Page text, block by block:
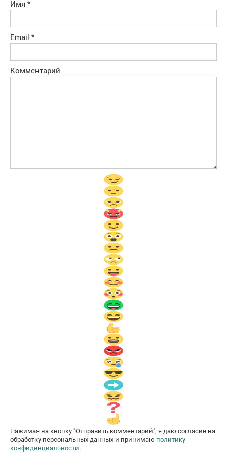
Имя *
Email *
Комментарий
Нажимая на кнопку "Отправить комментарий", я даю согласие на
обработку персональных данных и принимаю политику
конфиденциальности.